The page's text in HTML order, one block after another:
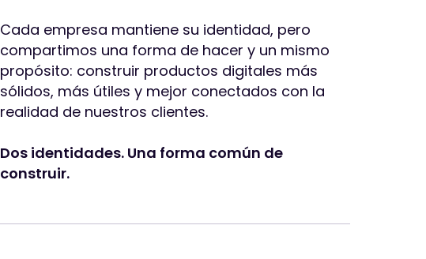
Cada empresa mantiene su identidad, pero
compartimos una forma de hacer y un mismo
propósito: construir productos digitales más
sólidos, más útiles y mejor conectados con la
realidad de nuestros clientes.
Dos identidades. Una forma común de
construir.